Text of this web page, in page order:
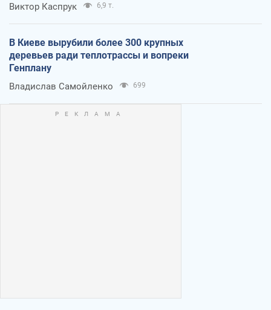
Виктор Каспрук 6,9 т.
В Киеве вырубили более 300 крупных
деревьев ради теплотрассы и вопреки
Генплану
Владислав Самойленко 699